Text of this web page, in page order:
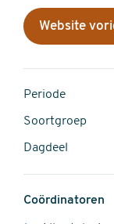
Website
Periode
Soortgroep
Dagdeel
Coördinatoren